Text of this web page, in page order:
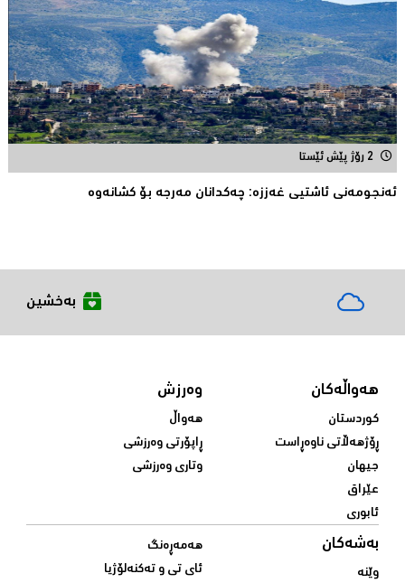
2 رۆژ پێش ئێستا
ئەنجومەنى ئاشتیی غەززە: چەکدانان مەرجە بۆ کشانەوە
بەخشین
هەواڵەکان
کوردستان
ڕۆژهەڵاتی ناوەڕاست
جیهان
عێراق
ئابوری
وەرزش
هەواڵ
ڕاپۆرتی وەرزشی
وتاری وەرزشی
بەشەکان
وێنە
هەمەڕەنگ
ئای تی و تەکنەلۆژیا